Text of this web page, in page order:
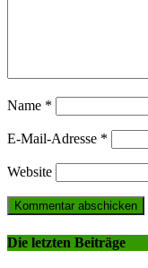
Name *
E-Mail-Adresse *
Website
Die letzten Beiträge